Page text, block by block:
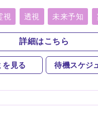
生相談、出会い、相性、経
路、未来、介護、健康、
、開運、故人、教育、過
運勢、心霊相談、心霊写真
視 透視 未来予知
言霊 守護霊
霊 縁結び 祈願
チャネリング
詳細はこちら
を見る 待機スケジ